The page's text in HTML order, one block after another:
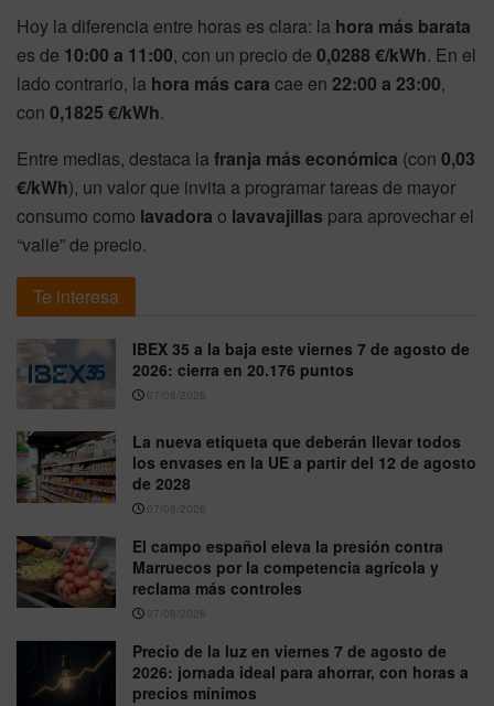
Hoy la diferencia entre horas es clara: la hora más barata
es de 10:00 a 11:00, con un precio de 0,0288 €/kWh. En el
lado contrario, la hora más cara cae en 22:00 a 23:00,
con 0,1825 €/kWh.
Entre medias, destaca lafranja más económica (con 0,03
€/kWh), un valor que invita a programar tareas de mayor
consumo como lavadora o lavavajillas para aprovechar el
“valle” de precio.
Te interesa
IBEX 35 a la baja este viernes 7 de agosto de
2026: cierra en 20.176 puntos
07/08/2026
La nueva etiqueta que deberán llevar todos
los envases en la UE a partir del 12 de agosto
de 2028
07/08/2026
El campo español eleva la presión contra
Marruecos por la competencia agrícola y
reclama más controles
07/08/2026
Precio de la luz en viernes 7 de agosto de
2026: jornada ideal para ahorrar, con horas a
precios mínimos